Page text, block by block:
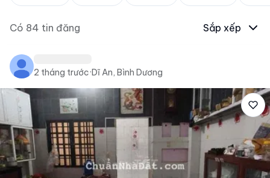
Có 84 tin đăng Sắp xếp
2 tháng trước·Dĩ An, Bình Dương